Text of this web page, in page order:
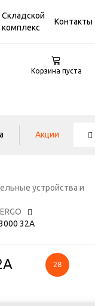
Складской
комплекс
Контакты
Корзина пуста
Акции
устройства и
32А
28